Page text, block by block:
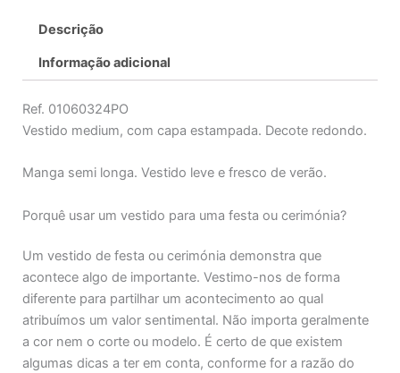
Descrição
Informação adicional
Ref. 01060324PO
Vestido medium, com capa estampada. Decote redondo.
Manga semi longa. Vestido leve e fresco de verão.
Porquê usar um vestido para uma festa ou cerimónia?
Um vestido de festa ou cerimónia demonstra que
acontece algo de importante. Vestimo-nos de forma
diferente para partilhar um acontecimento ao qual
atribuímos um valor sentimental. Não importa geralmente
a cor nem o corte ou modelo. É certo de que existem
algumas dicas a ter em conta, conforme for a razão do